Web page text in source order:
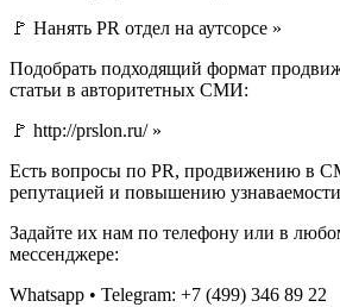
🚩 Нанять PR отдел на аутсорсе »
Подобрать подходящий формат
статьи в авторитетных СМИ:
🚩 http://prslon.ru/ »
Есть вопросы по PR, продвижению в
репутацией и повышению
Задайте их нам по телефону или в
мессенджере:
Whatsapp • Telegram: +7 (499) 346 89 22